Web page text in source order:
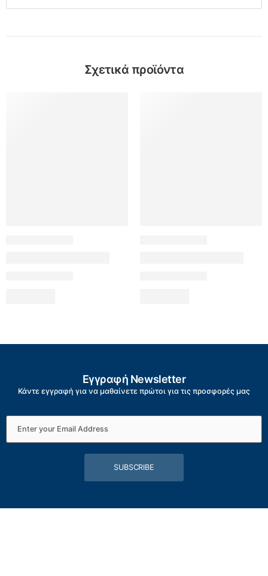
Σχετικά προϊόντα
Εγγραφή Newsletter
Κάντε εγγραφή για να μαθαίνετε πρώτοι για τις προσφορές μας
SUBSCRIBE